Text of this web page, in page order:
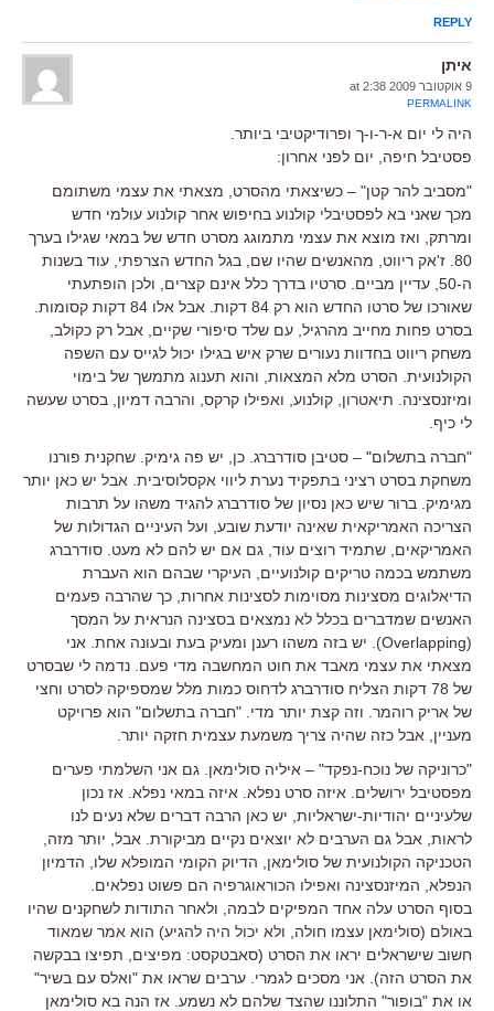
REPLY
איתן
9 אוקטובר 2009 at 2:38
PERMALINK
היה לי יום א-ר-ו-ך ופרודיקטיבי ביותר.
פסטיבל חיפה, יום לפני אחרון:
"מסביב להר קטן" – כשיצאתי מהסרט, מצאתי את עצמי משתומם
מכך שאני בא לפסטיבלי קולנוע בחיפוש אחר קולנוע עולמי חדש
ומרתק, ואז מוצא את עצמי מתמוגג מסרט חדש של במאי שגילו בערך
80. ז'אק ריווט, מהאנשים שהיו שם, בגל החדש הצרפתי, עוד בשנות
ה-50, עדיין מביים. סרטיו בדרך כלל אינם קצרים, ולכן הופתעתי
שאורכו של סרטו החדש הוא רק 84 דקות. אבל אלו 84 דקות קסומות.
בסרט פחות מחייב מהרגיל, עם שלד סיפורי שקיים, אבל רק כקולב,
משחק ריווט בחדוות נעורים שרק איש בגילו יכול לגייס עם השפה
הקולנועית. הסרט מלא המצאות, והוא תענוג מתמשך של בימוי
ומיזנסצינה. תיאטרון, קולנוע, ואפילו קרקס, והרבה דמיון, בסרט שעשה
לי כיף.
"חברה בתשלום" – סטיבן סודרברג. כן, יש פה גימיק. שחקנית פורנו
משחקת בסרט רציני בתפקיד נערת ליווי אקסלוסיבית. אבל יש כאן יותר
מגימיק. ברור שיש כאן נסיון של סודרברג להגיד משהו על תרבות
הצריכה האמריקאית שאינה יודעת שובע, ועל העיניים הגדולות של
האמריקאים, שתמיד רוצים עוד, גם אם יש להם לא מעט. סודרברג
משתמש בכמה טריקים קולנועיים, העיקרי שבהם הוא העברת
הדיאלוגים מסצינות מסוימות לסצינות אחרות, כך שהרבה פעמים
האנשים שמדברים בכלל לא נמצאים בסצינה הנראית על המסך
(Overlapping). יש בזה משהו רענן ומעיק בעת ובעונה אחת. אני
מצאתי את עצמי מאבד את חוט המחשבה מדי פעם. נדמה לי שבסרט
של 78 דקות הצליח סודרברג לדחוס כמות מלל שמספיקה לסרט וחצי
של אריק רוהמר. וזה קצת יותר מדי. "חברה בתשלום" הוא פרויקט
מעניין, אבל כזה שהיה צריך משמעת עצמית חזקה יותר.
"כרוניקה של נוכח-נפקד" – איליה סולימאן. גם אני השלמתי פערים
מפסטיבל ירושלים. איזה סרט נפלא. איזה במאי נפלא. אז נכון
שלעיניים יהודיות-ישראליות, יש כאן הרבה דברים שלא נעים לנו
לראות, אבל גם הערבים לא יוצאים נקיים מביקורת. אבל, יותר מזה,
הטכניקה הקולנועית של סולימאן, הדיוק הקומי המופלא שלו, הדמיון
הנפלא, המיזנסצינה ואפילו הכוראוגרפיה הם פשוט נפלאים.
בסוף הסרט עלה אחד המפיקים לבמה, ולאחר התודות לשחקנים שהיו
באולם (סולימאן עצמו חולה, ולא יכול היה להגיע) הוא אמר שמאוד
חשוב שישראלים יראו את הסרט (סאבטקסט: מפיצים, תפיצו בבקשה
את הסרט הזה). אני מסכים לגמרי. ערבים שראו את "ואלס עם בשיר"
או את "בופור" התלוננו שהצד שלהם לא נשמע. אז הנה בא סולימאן